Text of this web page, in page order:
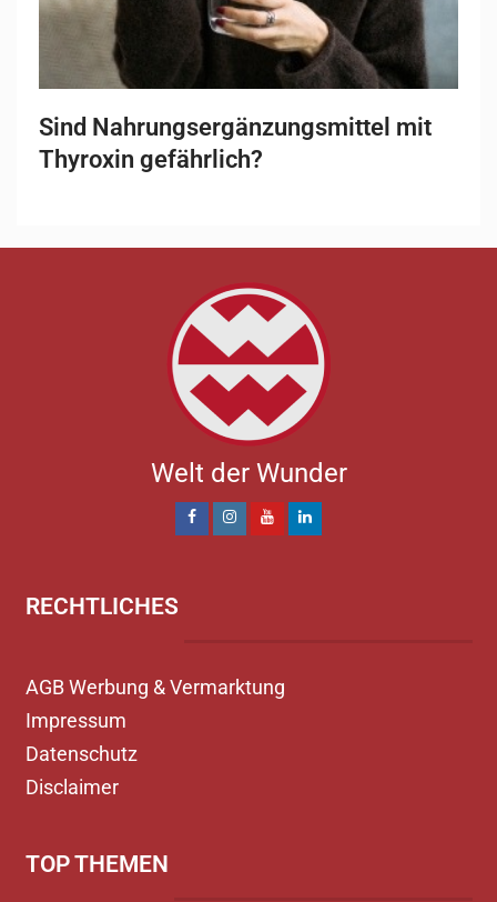
Sind Nahrungsergänzungsmittel mit
Thyroxin gefährlich?
Welt der Wunder
RECHTLICHES
AGB Werbung & Vermarktung
Impressum
Datenschutz
Disclaimer
TOP THEMEN